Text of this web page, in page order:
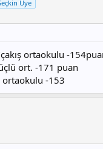
Üye
ortaokulu -
ort. -171 puan
-153